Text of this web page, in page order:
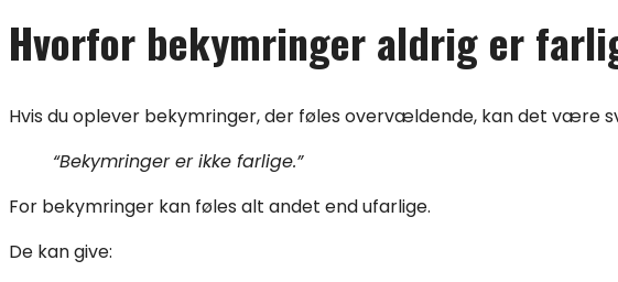
Hvorfor bekymringer aldrig er
Hvis du oplever bekymringer, der føles overvældende, kan det
“Bekymringer er ikke farlige.”
For bekymringer kan føles alt andet end ufarlige.
De kan give: